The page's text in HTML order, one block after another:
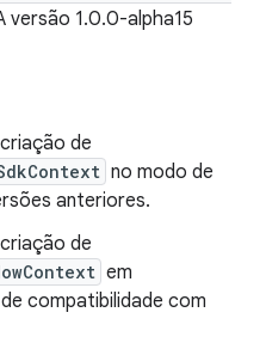
versão 1.0.0-alpha15
de
no modo de
anteriores.
de
em
compatibilidade com